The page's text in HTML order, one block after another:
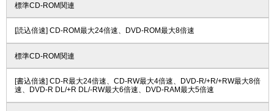
標準CD-ROM関連
[読込倍速] CD-ROM最大24倍速、DVD-ROM最大8倍速
標準CD-ROM関連
[書込倍速] CD-R最大24倍速、CD-RW最大4倍速、DVD-R/+R/+RW最大8倍
速、DVD-R DL/+R DL/-RW最大6倍速、DVD-RAM最大5倍速